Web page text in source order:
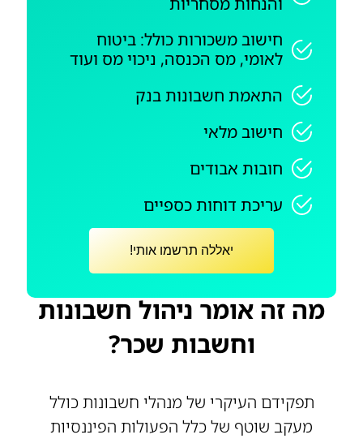
חישוב משכורות כולל: ביטוח
לאומי, מס הכנסה, ניכוי מס ועוד
התאמת חשבונות בנק
חישוב מלאי
חובות אבודים
עריכת דוחות כספיים
יאללה תרשמו אותי!
מה זה אומר ניהול חשבונות
וחשבות שכר?
תפקידם העיקרי של מנהלי חשבונות כולל
מעקב שוטף של כלל הפעולות הפיננסיות